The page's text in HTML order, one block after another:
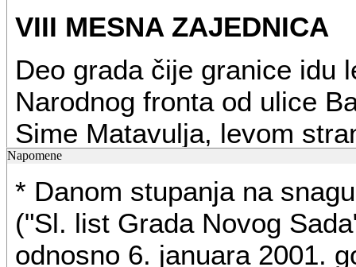
VIII MESNA ZAJEDNICA
Deo grada čije granice idu
Narodnog fronta od ulice
Sime Matavulja, levom
Dunava, preseca Dunavac
brodogradilište "Novi Sad"
obale Dunava do
Dunavca do produžetka
Napomene
* Danom stupanja na
("Sl. list Grada Novog
odnosno 6. januara 2001.